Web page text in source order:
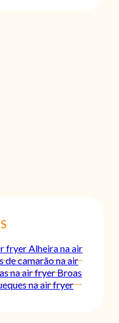
fryerAlheira na air
de camarão na air
na air fryerBroas
na air fryer